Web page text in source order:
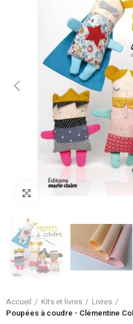
Accueil Kits et livres
Livres
Poupées à coudre - Clémentine